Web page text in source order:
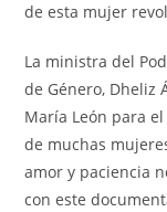
de esta mujer
La ministra del
de Género, Dheliz
María León para
de muchas
amor y paciencia
con este